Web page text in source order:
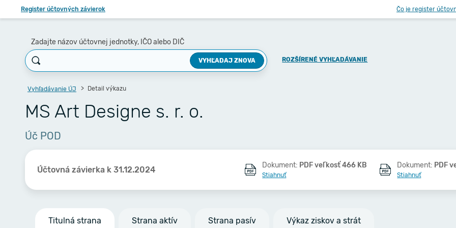
Register účtovných závierok Čo je register
Zadajte názov účtovnej jednotky, IČO alebo DIČ
VYHĽADAJ ZNOVA ROZŠÍRENÉ VYHĽADÁVANIE
Vyhľadávanie ÚJ Detail výkazu
MS Art Designe s. r. o.
Úč POD
Účtovná závierka k 31.12.2024 Dokument: PDF veľkosť 466 KB
Stiahnuť
Dokument: PDF
Stiahnuť
Titulná strana Strana aktív Strana pasív Výkaz ziskov a strát